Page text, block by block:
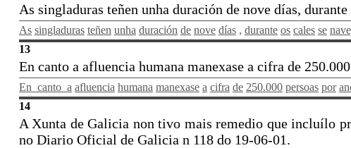
As singladuras teñen unha duración de nove días,
As singladuras teñen unha duración de nove días , durante os cales se
13
En canto a afluencia humana manexase a cifra de
En_canto_a afluencia humana manexase a cifra de 250.000 persoas por
14
A Xunta de Galicia non tivo mais remedio que incluílo
no Diario Oficial de Galicia n 118 do 19-06-01.